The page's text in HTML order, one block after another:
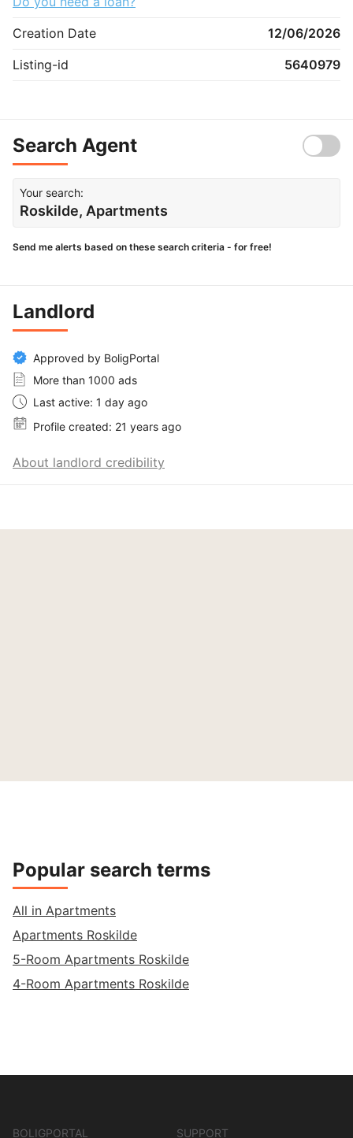
Creation Date
12/06/2026
Listing-id
5640979
Search Agent
Your search:
Roskilde, Apartments
Send me alerts based on these search criteria - for free!
Landlord
Approved by BoligPortal
More than 1000 ads
Last active: 1 day ago
Profile created: 21 years ago
About landlord credibility
Popular search terms
All in Apartments
Apartments Roskilde
5-Room Apartments Roskilde
4-Room Apartments Roskilde
BOLIGPORTAL
SUPPORT